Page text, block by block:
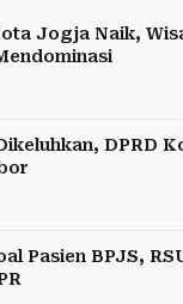
Jogja Naik,
DPRD
Pasien BPJS,